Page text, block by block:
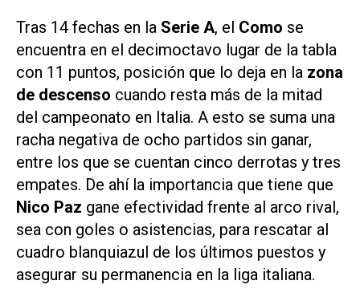
Tras 14 fechas en la Serie A, el Como se
encuentra en el decimoctavo lugar de la tabla
con 11 puntos, posición que lo deja en la zona
de descenso cuando resta más de la mitad
del campeonato en Italia. A esto se suma una
racha negativa de ocho partidos sin ganar,
entre los que se cuentan cinco derrotas y tres
empates. De ahí la importancia que tiene que
Nico Paz gane efectividad frente al arco rival,
sea con goles o asistencias, para rescatar al
cuadro blanquiazul de los últimos puestos y
asegurar su permanencia en la liga italiana.